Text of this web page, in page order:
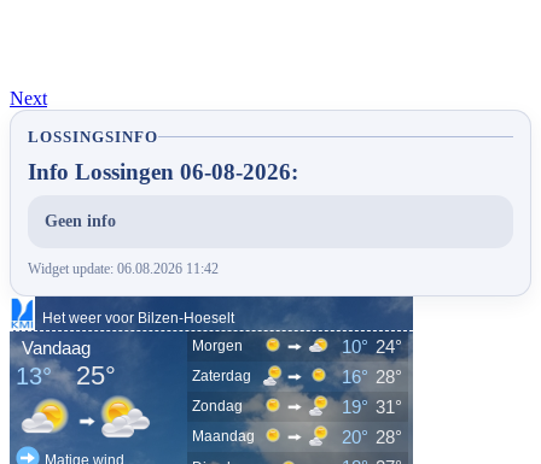
Next
LOSSINGSINFO
Info Lossingen 06-08-2026:
Geen info
Widget update: 06.08.2026 11:42